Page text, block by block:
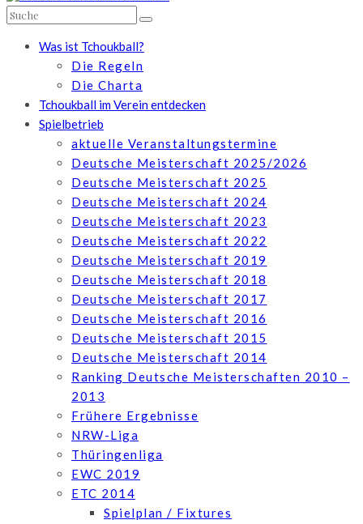
Was ist Tchoukball?
Die Regeln
Die Charta
Tchoukball im Verein entdecken
Spielbetrieb
aktuelle Veranstaltungstermine
Deutsche Meisterschaft 2025/2026
Deutsche Meisterschaft 2025
Deutsche Meisterschaft 2024
Deutsche Meisterschaft 2023
Deutsche Meisterschaft 2022
Deutsche Meisterschaft 2019
Deutsche Meisterschaft 2018
Deutsche Meisterschaft 2017
Deutsche Meisterschaft 2016
Deutsche Meisterschaft 2015
Deutsche Meisterschaft 2014
Ranking Deutsche Meisterschaften 2010 –
2013
Frühere Ergebnisse
NRW-Liga
Thüringenliga
EWC 2019
ETC 2014
Spielplan / Fixtures